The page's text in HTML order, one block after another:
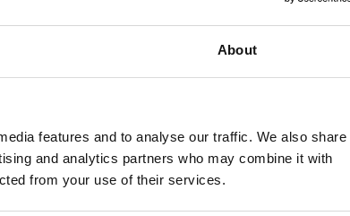
About
features and to analyse our traffic. We also share
and analytics partners who may combine it with
from your use of their services.